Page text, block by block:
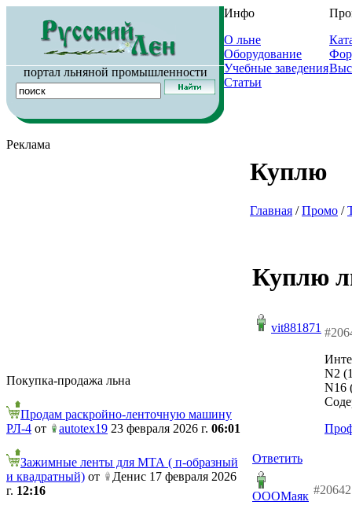
портал льняной промышленности
Инфо
О льне
Оборудование
Учебные заведения
Статьи
Реклама
Покупка-продажа льна
Продам раскройно-ленточную машину
РЛ-4 от autotex19 23 февраля 2026 г. 06:01
Зажимные ленты для МТА ( п-образный
и квадратный) от
Денис 17 февраля 2026
г. 12:16
Куплю
Главная /Промо /
Куплю
vit881871
N2
N16
Ответить
ОООМаяк #20642